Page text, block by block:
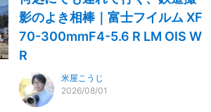
影のよき相棒｜富士フイルム XF
70-300mmF4-5.6 R LM OIS W
R
米屋こうじ
2026/08/01